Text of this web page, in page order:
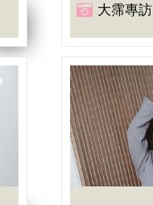
大霈專訪